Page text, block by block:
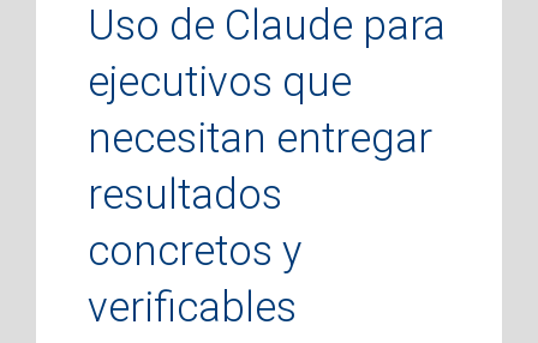
Uso de Claude para
ejecutivos que
necesitan entregar
resultados
concretos y
verificables